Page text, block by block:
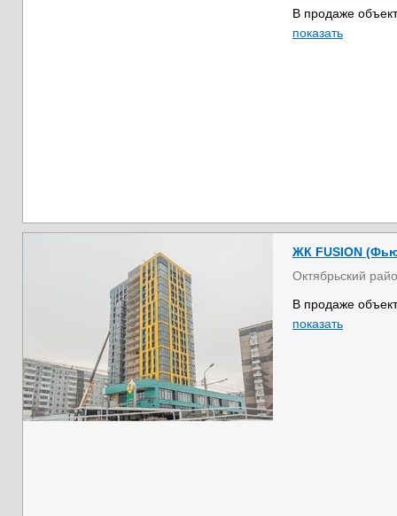
В продаже
показать
ЖК FUSION
Октябрьский
В продаже
показать